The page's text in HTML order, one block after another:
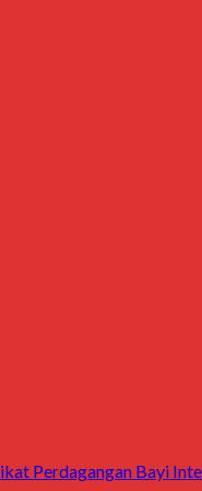
Perdagangan Bayi